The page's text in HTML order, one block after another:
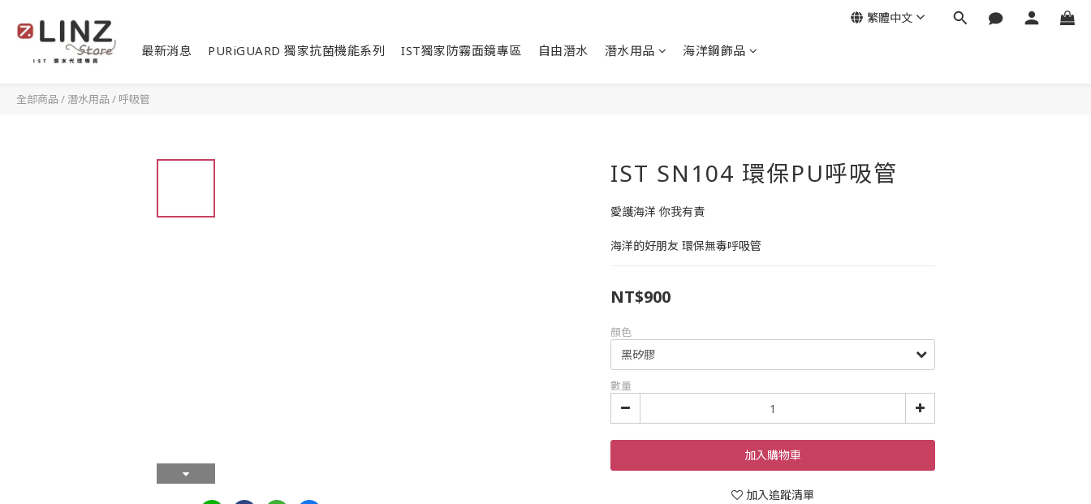
最新消息 PURiGUARD 獨家抗菌機能系列 IST獨家防霧面鏡專區 自由潛水 潛水用品 海洋鋼飾品
繁體中文
全部商品 / 潛水用品 / 呼吸管
IST SN104 環保PU呼吸管
愛護海洋 你我有責
海洋的好朋友 環保無毒呼吸管
NT$900
顏色
數量
加入購物車
加入追蹤清單